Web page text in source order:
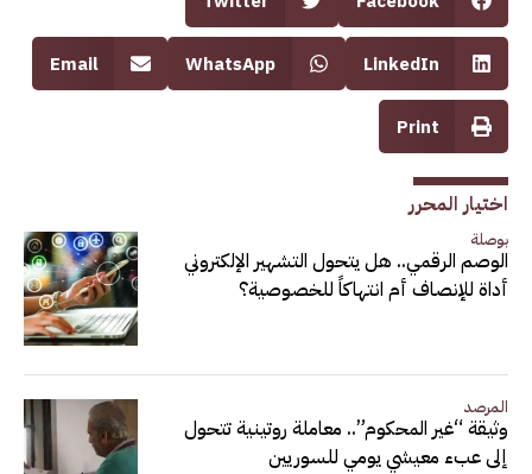
LinkedIn
WhatsApp
Email
Print
اختيار المحرر
بوصلة
الوصم الرقمي.. هل يتحول التشهير الإلكتروني
أداة للإنصاف أم انتهاكاً للخصوصية؟
المرصد
وثيقة “غير المحكوم”.. معاملة روتينية تتحول
إلى عبء معيشي يومي للسوريين